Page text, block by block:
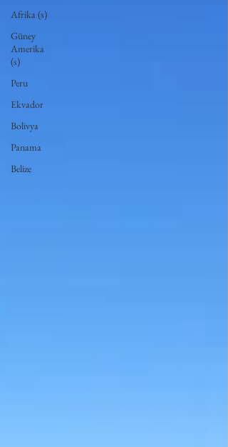
Afrika (s)
Güney
Amerika
(s)
Peru
Ekvador
Bolivya
Panama
Belize